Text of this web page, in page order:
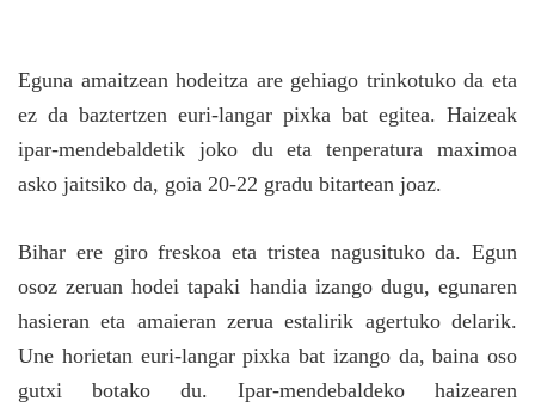
Eguna amaitzean hodeitza are gehiago trinkotuko da eta
ez da baztertzen euri-langar pixka bat egitea. Haizeak
ipar-mendebaldetik joko du eta tenperatura maximoa
asko jaitsiko da, goia 20-22 gradu bitartean joaz.
Bihar ere giro freskoa eta tristea nagusituko da. Egun
osoz zeruan hodei tapaki handia izango dugu, egunaren
hasieran eta amaieran zerua estalirik agertuko delarik.
Une horietan euri-langar pixka bat izango da, baina oso
gutxi botako du. Ipar-mendebaldeko haizearen